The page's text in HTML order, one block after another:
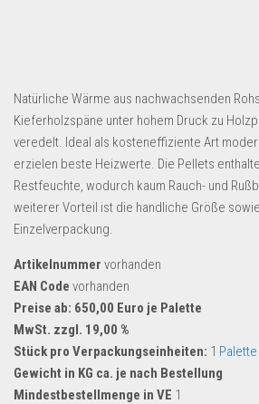
Aldi
Kostenlos verkaufen
Anmelden
Kostenlos Registrieren
Newsletter
Natürliche Wärme aus nachwachsenden
Kieferholzspäne unter hohem Druck zu
veredelt. Ideal als kosteneffiziente Art
erzielen beste Heizwerte. Die Pellets
Restfeuchte, wodurch kaum Rauch- und
weiterer Vorteil ist die handliche Größe
Einzelverpackung.
Artikelnummer vorhanden
EAN Code vorhanden
Preise ab: 650,00 Euro je Palette
MwSt. zzgl. 19,00 %
Stück pro Verpackungseinheiten: 1 Palette
Gewicht in KG ca. je nach Bestellung
Mindestbestellmenge in VE 1